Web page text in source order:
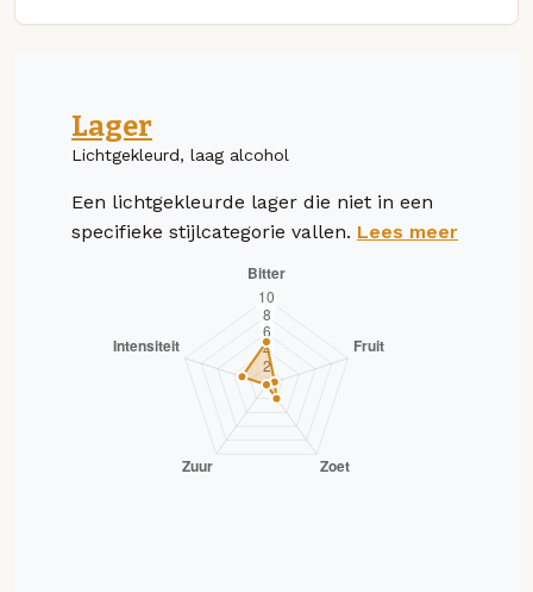
Lager
Lichtgekleurd, laag alcohol
Een lichtgekleurde lager die niet in een
specifieke stijlcategorie vallen. Lees meer